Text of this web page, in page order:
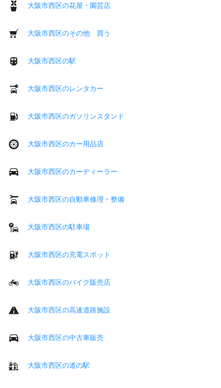
大阪市西区の花屋・園芸店
大阪市西区のその他 買う
大阪市西区の駅
大阪市西区のレンタカー
大阪市西区のガソリンスタンド
大阪市西区のカー用品店
大阪市西区のカーディーラー
大阪市西区の自動車修理・整備
大阪市西区の駐車場
大阪市西区の充電スポット
大阪市西区のバイク販売店
大阪市西区の高速道路施設
大阪市西区の中古車販売
大阪市西区の道の駅